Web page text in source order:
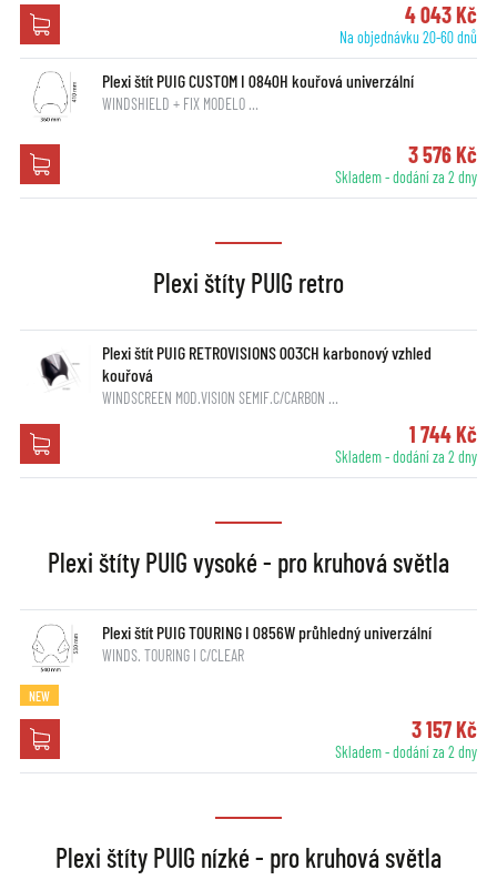
4 043 Kč
Na objednávku 20-60 dnů
Plexi štít PUIG CUSTOM I 0840H kouřová univerzální
WINDSHIELD + FIX MODELO …
3 576 Kč
Skladem - dodání za 2 dny
Plexi štíty PUIG retro
Plexi štít PUIG RETROVISIONS 003CH karbonový vzhled
kouřová
WINDSCREEN MOD.VISION SEMIF.C/CARBON …
1 744 Kč
Skladem - dodání za 2 dny
Plexi štíty PUIG vysoké - pro kruhová světla
Plexi štít PUIG TOURING I 0856W průhledný univerzální
WINDS. TOURING I C/CLEAR
NEW
3 157 Kč
Skladem - dodání za 2 dny
Plexi štíty PUIG nízké - pro kruhová světla